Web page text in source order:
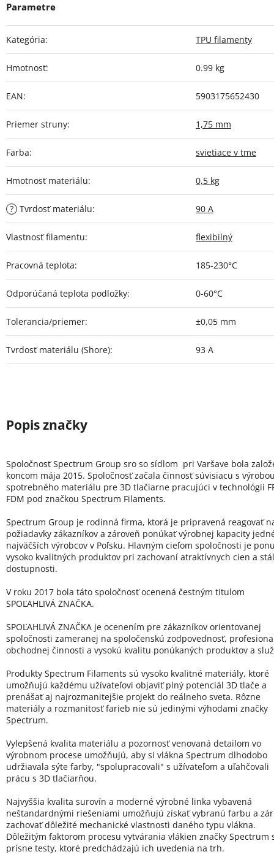
Kategória: TPU filamenty
Hmotnosť: 0.99 kg
EAN: 5903175652430
Priemer struny: 1,75 mm
Farba: svietiace v tme
Hmotnosť materiálu: 0,5 kg
? Tvrdosť materiálu: 90 A
Vlastnosť filamentu: flexibilný
Pracovná teplota: 185-230°C
Odporúčaná teplota podložky: 0-60°C
Tolerancia/priemer: ±0,05 mm
Tvrdosť materiálu (Shore): 93 A
Spoločnosť Spectrum Group sro so sídlom pri Varšave bola
koncom mája 2015. Spoločnosť začala činnosť súvisiacu s
spotrebného materiálu pre 3D tlačiarne pracujúci v technológii
FDM pod značkou Spectrum Filaments.
Spectrum Group je rodinná firma, ktorá je pripravená reagovať
požiadavky zákazníkov a zároveň ponúkať výrobnej kapacity
najväčších výrobcov v Poľsku. Hlavným cieľom spoločnosti je
vysoko kvalitných produktov pri zachovaní atraktívnych cien a
dostupnosti.
V roku 2017 bola táto spoločnosť ocenená čestným titulom
SPOĽAHLIVÁ ZNAČKA.
SPOĽAHLIVÁ ZNAČKA je ocenením pre zákazníkov orientovanej
spoločnosti zameranej na spoločenskú zodpovednosť,
obchodnej činnosti a vysokú kvalitu ponúkaných produktov a
Produkty Spectrum Filaments sú vysoko kvalitné materiály, ktoré
umožňujú každému užívateľovi objaviť plný potenciál 3D tlače a
prenášať aj najrozmanitejšie projekt do reálneho sveta. Rôzne
materiály a rozmanitosť farieb nie sú jedinými výhodami značky
Spectrum.
Vylepšená kvalita materiálu a pozornosť venovaná detailom vo
výrobnom procese umožňujú, aby si vlákna Spectrum dlhodobo
udržiavala sýte farby, "spolupracovali" s užívateľom a uľahčovali
prácu s 3D tlačiarňou.
Najvyššia kvalita surovín a moderné výrobné linka vybavená
neštandardnými riešeniami umožňujú získať vybranú farbu a
zachovať dôležité mechanické vlastnosti daného typu vlákna.
Dôležitým faktorom procesu vytvárania vlákien značky Spectrum
prísne testy, ktoré predchádzajú ich uvedenia na trh.